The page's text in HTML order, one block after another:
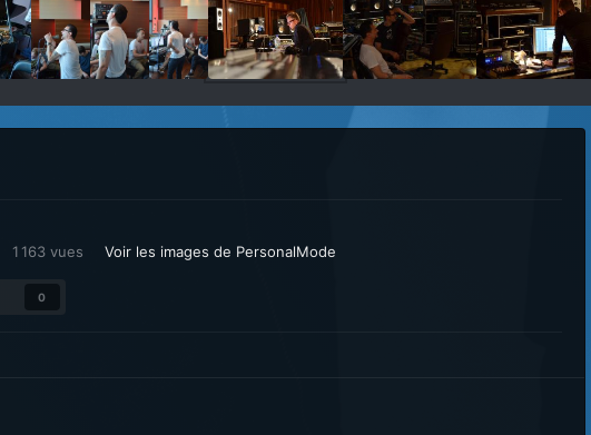
1 163 vues Voir les images de PersonalMode
0